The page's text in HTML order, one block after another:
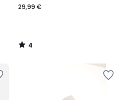
29,99 €
4
/